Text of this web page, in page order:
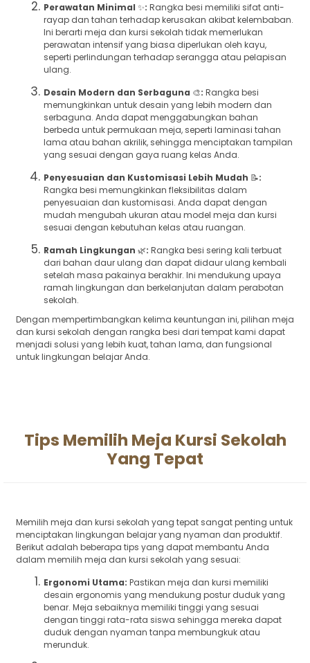
Perawatan Minimal ✨: Rangka besi memiliki sifat anti-
rayap dan tahan terhadap kerusakan akibat kelembaban.
Ini berarti meja dan kursi sekolah tidak memerlukan
perawatan intensif yang biasa diperlukan oleh kayu,
seperti perlindungan terhadap serangga atau pelapisan
ulang.
Desain Modern dan Serbaguna 🎨: Rangka besi
memungkinkan untuk desain yang lebih modern dan
serbaguna. Anda dapat menggabungkan bahan
berbeda untuk permukaan meja, seperti laminasi tahan
lama atau bahan akrilik, sehingga menciptakan tampilan
yang sesuai dengan gaya ruang kelas Anda.
Penyesuaian dan Kustomisasi Lebih Mudah 📝:
Rangka besi memungkinkan fleksibilitas dalam
penyesuaian dan kustomisasi. Anda dapat dengan
mudah mengubah ukuran atau model meja dan kursi
sesuai dengan kebutuhan kelas atau ruangan.
Ramah Lingkungan 🌿: Rangka besi sering kali terbuat
dari bahan daur ulang dan dapat didaur ulang kembali
setelah masa pakainya berakhir. Ini mendukung upaya
ramah lingkungan dan berkelanjutan dalam perabotan
sekolah.
Dengan mempertimbangkan kelima keuntungan ini, pilihan meja
dan kursi sekolah dengan rangka besi dari tempat kami dapat
menjadi solusi yang lebih kuat, tahan lama, dan fungsional
untuk lingkungan belajar Anda.
Tips Memilih Meja Kursi Sekolah
Yang Tepat
Memilih meja dan kursi sekolah yang tepat sangat penting untuk
menciptakan lingkungan belajar yang nyaman dan produktif.
Berikut adalah beberapa tips yang dapat membantu Anda
dalam memilih meja dan kursi sekolah yang sesuai:
Ergonomi Utama: Pastikan meja dan kursi memiliki
desain ergonomis yang mendukung postur duduk yang
benar. Meja sebaiknya memiliki tinggi yang sesuai
dengan tinggi rata-rata siswa sehingga mereka dapat
duduk dengan nyaman tanpa membungkuk atau
merunduk.